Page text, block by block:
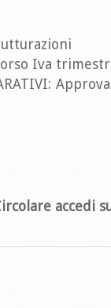
Iva
accedi